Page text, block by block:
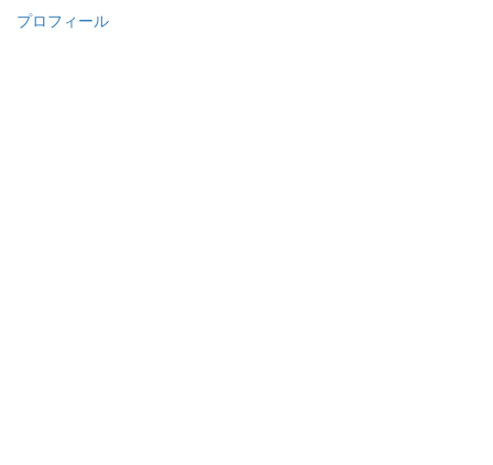
プロフィール